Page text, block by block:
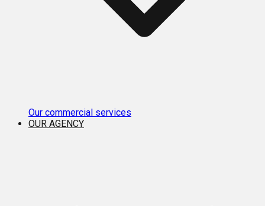
Our commercial services
OUR AGENCY